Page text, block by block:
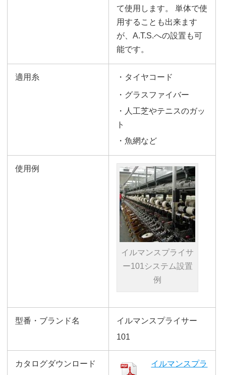
て使用します。 単体で使
用することも出来ます
が、A.T.S.への設置も可
能です。
適用糸 ・タイヤコード
・グラスファイバー
・人工芝やテニスのガッ
ト
・魚網など
使用例
イルマンスプライサ
ー101システム設置
例
型番・ブランド名
イルマンスプライサー
101
カタログダウンロード
イルマンスプラ